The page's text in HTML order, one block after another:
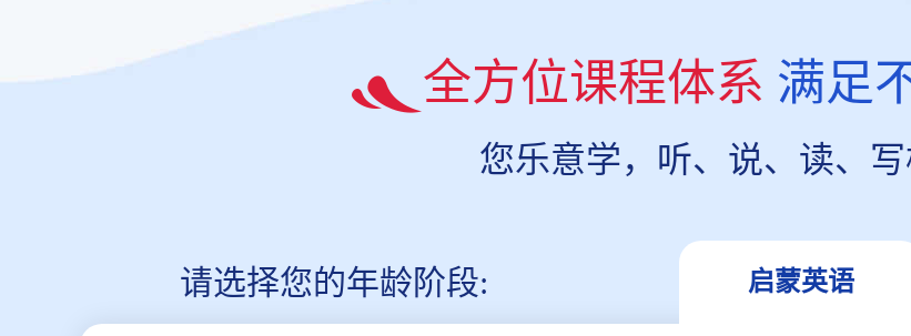
全方位课程体系 满足
您乐意学，听、说、读、
请选择您的年龄阶段: 启蒙英语